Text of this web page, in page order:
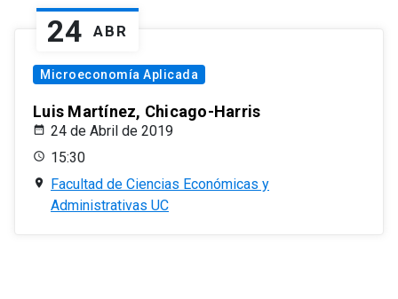
24 ABR
Microeconomía Aplicada
Luis Martínez, Chicago-Harris
24 de Abril de 2019
15:30
Facultad de Ciencias Económicas y
Administrativas UC